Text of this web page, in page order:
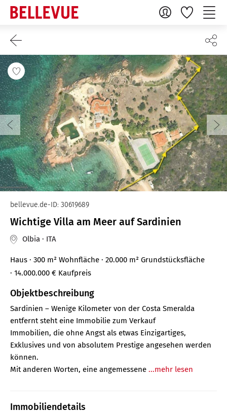
bellevue.de-ID: 30619689
Wichtige Villa am Meer auf Sardinien
Olbia · ITA
Haus · 300 m² Wohnfläche · 20.000 m² Grundstücksfläche
· 14.000.000 € Kaufpreis
Objektbeschreibung
Sardinien – Wenige Kilometer von der Costa Smeralda
entfernt steht eine Immobilie zum Verkauf
Immobilien, die ohne Angst als etwas Einzigartiges,
Exklusives und von absolutem Prestige angesehen werden
können.
Mit anderen Worten, eine angemessene ...mehr lesen
Immobiliendetails